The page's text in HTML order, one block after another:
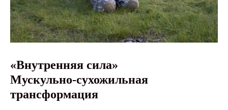
«Внутренняя сила»
Мускульно-сухожильная
трансформация